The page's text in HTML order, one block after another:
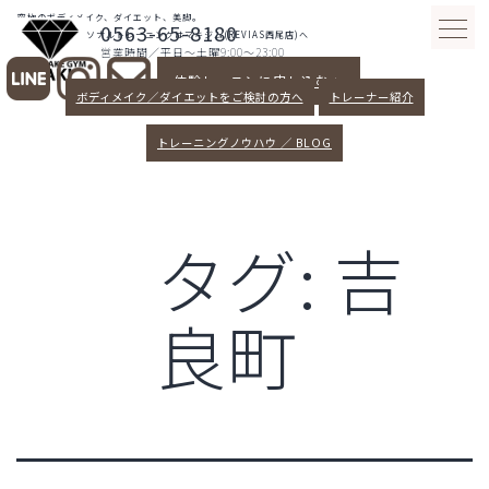
テ
ン
究極のボディメイク、ダイエット、美脚。
愛知県西尾パーソナルトレーニングはマキジム(REVIAS西尾店)へ
0563-65-8180
営業時間／平日～土曜9:00～23:00
体験レッスンに申し込む >
ボディメイク／ダイエットをご検討の方へ トレーナー紹介
トレーニングノウハウ ／ BLOG
タグ: 吉
良町